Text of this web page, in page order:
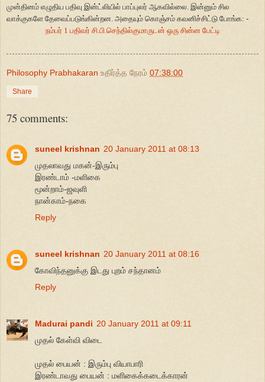
முன்தினம் எழுதிய பதிவு இன்ட்லியில் பாப்புலர் ஆகவில்லை. இன்னும் சில
வாக்குகளே தேவைப்படுங்கின்றன. அதையும் கொஞ்சம் கவனிச்சிட்டு போங்க: -
நம்பர் 1 பதிவர் சி.பி.செந்தில்குமாருடன் ஒரு சின்ன பேட்டி
Philosophy Prabhakaran உதிர்த்த நேரம் 07:38:00
Share
75 comments:
suneel krishnan 20 January 2011 at 08:13
முதலாவது மகன்-இரும்பு
இரண்டாம் -மளிகை
மூன்றாம்-ஜவுளி
நான்காம்-நகை
Reply
suneel krishnan 20 January 2011 at 08:16
கோவிந்தனுக்கு இடது புறம் சந்தானம்
Reply
Madurai pandi 20 January 2011 at 09:11
முதல் கேள்வி விடை
முதல் பையன் : இரும்பு வியாபாரி
இரண்டாவது பையன் : மளிகைக்கடைக்காரன்